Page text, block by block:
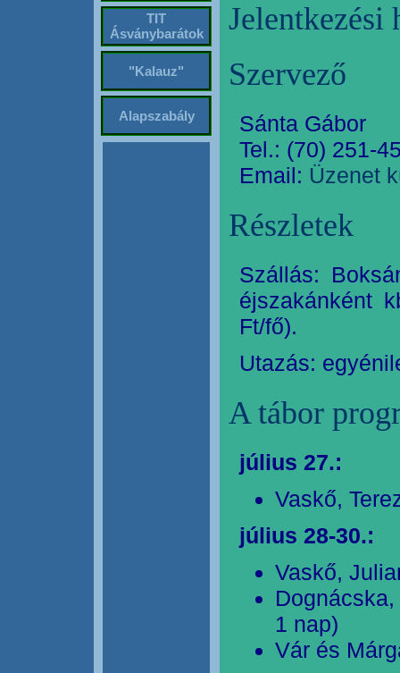
TIT
Ásványbarátok
"Kalauz"
Alapszabály
Jelentkezési
Szervező
Sánta Gábor
Tel.: (70) 251-
Email: Üzenet
Részletek
Szállás:
éjszakánként
Ft/fő).
Utazás:
A tábor
július 27.:
Vaskő,
július 28-30.:
Vaskő,
1 nap)
Vár és